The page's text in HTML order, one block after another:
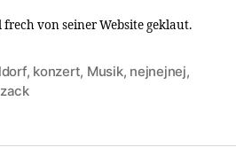
von seiner Website geklaut.
, konzert, Musik, nejnejnej,
zack